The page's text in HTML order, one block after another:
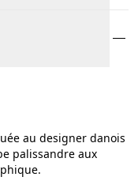
au designer danois
palissandre aux